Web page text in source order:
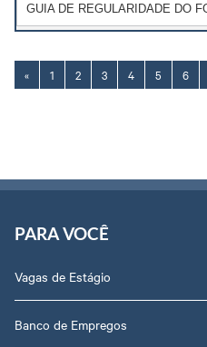
GUIA DE REGULARIDADE DO
« 1 2 3 4 5 6
PARA VOCÊ
Vagas de Estágio
Banco de Empregos